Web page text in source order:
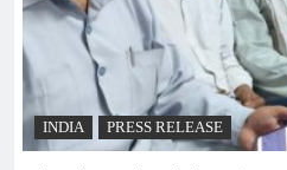
INDIA PRESS RELEASE